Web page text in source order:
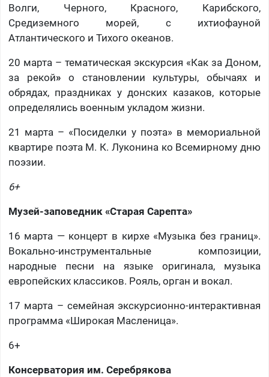
Волги, Черного, Красного, Карибского,
Средиземного морей, с ихтиофауной
Атлантического и Тихого океанов.
20 марта – тематическая экскурсия «Как за Доном,
за рекой»о становлении культуры, обычаях и
обрядах, праздниках у донских казаков, которые
определялись военным укладом жизни.
21 марта – «Посиделки у поэта» в мемориальной
квартире поэта М. К. Луконина ко Всемирному дню
поэзии.
6+
Музей-заповедник «Старая Сарепта»
16 марта — концерт в кирхе «Музыка без границ».
Вокально-инструментальные композиции,
народные песни на языке оригинала, музыка
европейских классиков. Рояль, орган и вокал.
17 марта – семейная экскурсионно-интерактивная
программа «Широкая Масленица».
6+
Консерватория им. Серебрякова